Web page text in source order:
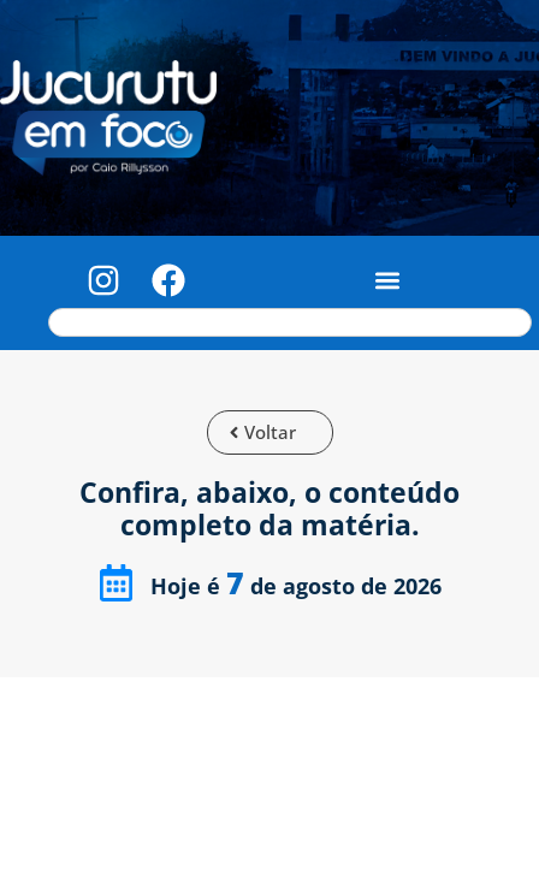
Voltar
Confira, abaixo, o conteúdo
completo da matéria.
Hoje é 7 de agosto de 2026